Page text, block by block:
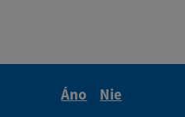
Áno
Nie